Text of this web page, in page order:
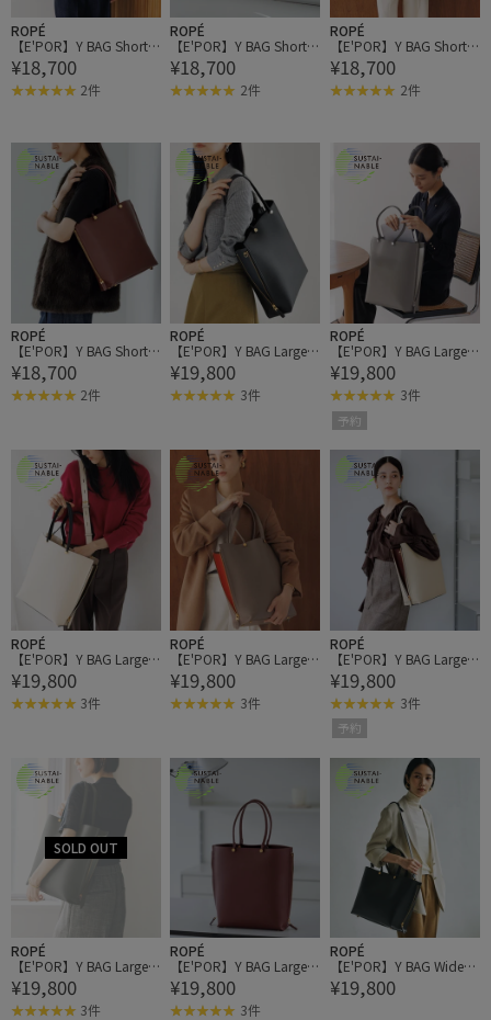
ROPÉ
【E'POR】Y BAG Short/
通勤・軽量・新型・26A
W
¥18,700
2件
ROPÉ
【E'POR】Y BAG Short/
通勤・軽量・新型・26A
W
¥18,700
2件
ROPÉ
【E'POR】Y BAG Short/
通勤・軽量・新型・26A
W
¥18,700
2件
ROPÉ
【E'POR】Y BAG Short/
通勤・軽量・新型・26A
W
¥18,700
2件
ROPÉ
【E'POR】Y BAG Large/A
4対応・通勤・26AW
¥19,800
3件
ROPÉ
【E'POR】Y BAG Large/A
4対応・通勤・26AW
¥19,800
3件
予約
ROPÉ
【E'POR】Y BAG Large/A
4対応・通勤・26AW
¥19,800
3件
ROPÉ
【E'POR】Y BAG Large/A
4対応・通勤・26AW
¥19,800
3件
ROPÉ
【E'POR】Y BAG Large/A
4対応・通勤・26AW
¥19,800
3件
予約
ROPÉ
【E'POR】Y BAG Large/A
4対応・通勤・26AW
¥19,800
3件
ROPÉ
【E'POR】Y BAG Large/A
4対応・通勤・26AW
¥19,800
3件
ROPÉ
【E'POR】Y BAG Wide/A
4対応・通勤・26AW
¥19,800